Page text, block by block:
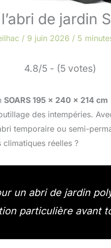
de jardin
/ 9 juin 2026 / 5
4.8/5 - (5 votes)
SOARS 195 x 240 x 214 cm
des intempéries.
temporaire ou semi-
réelles ?
un abri de jardin
particulière avant